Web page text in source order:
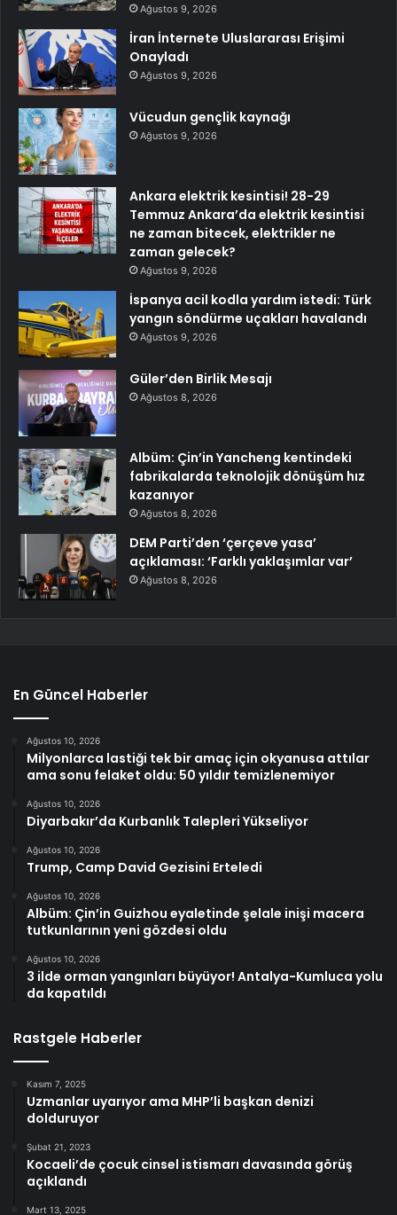
Ağustos 9, 2026
İran İnternete Uluslararası Erişimi
Onayladı
Ağustos 9, 2026
Vücudun gençlik kaynağı
Ağustos 9, 2026
Ankara elektrik kesintisi! 28-29
Temmuz Ankara’da elektrik kesintisi
ne zaman bitecek, elektrikler ne
zaman gelecek?
Ağustos 9, 2026
İspanya acil kodla yardım istedi: Türk
yangın söndürme uçakları havalandı
Ağustos 9, 2026
Güler’den Birlik Mesajı
Ağustos 8, 2026
Albüm: Çin’in Yancheng kentindeki
fabrikalarda teknolojik dönüşüm hız
kazanıyor
Ağustos 8, 2026
DEM Parti’den ‘çerçeve yasa’
açıklaması: ‘Farklı yaklaşımlar var’
Ağustos 8, 2026
En Güncel Haberler
Ağustos 10, 2026
Milyonlarca lastiği tek bir amaç için okyanusa attılar
ama sonu felaket oldu: 50 yıldır temizlenemiyor
Ağustos 10, 2026
Diyarbakır’da Kurbanlık Talepleri Yükseliyor
Ağustos 10, 2026
Trump, Camp David Gezisini Erteledi
Ağustos 10, 2026
Albüm: Çin’in Guizhou eyaletinde şelale inişi macera
tutkunlarının yeni gözdesi oldu
Ağustos 10, 2026
3 ilde orman yangınları büyüyor! Antalya-Kumluca yolu
da kapatıldı
Rastgele Haberler
Kasım 7, 2025
Uzmanlar uyarıyor ama MHP’li başkan denizi
dolduruyor
Şubat 21, 2023
Kocaeli’de çocuk cinsel istismarı davasında görüş
açıklandı
Mart 13, 2025